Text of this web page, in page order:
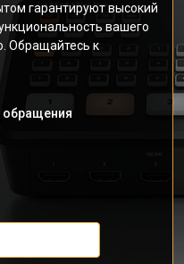
гарантируют высокий
вашего
Обращайтесь к
обращения